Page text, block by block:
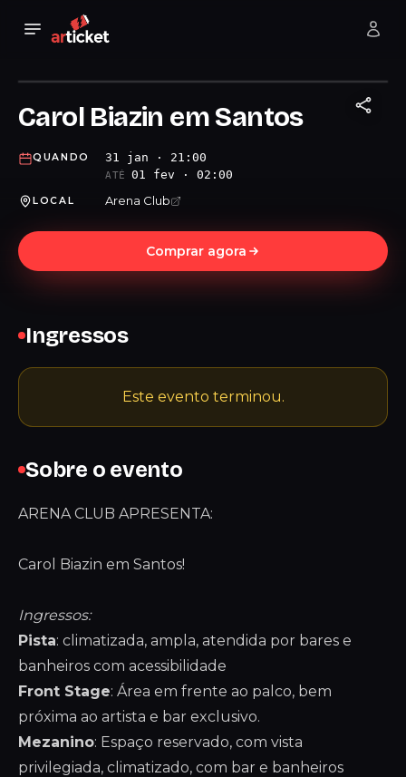
Carol Biazin em Santos
QUANDO 31 jan · 21:00
ATÉ 01 fev · 02:00
LOCAL Arena Club
Comprar agora
Sobre o evento
ARENA CLUB APRESENTA:
Carol Biazin em Santos!
Ingressos:
Pista: climatizada, ampla, atendida por bares e
banheiros com acessibilidade
Front Stage: Área em frente ao palco, bem
próxima ao artista e bar exclusivo.
Mezanino: Espaço reservado, com vista
privilegiada, climatizado, com bar e banheiros
Ingressos
Este evento terminou.